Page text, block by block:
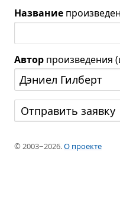
Название
Автор произведения
© 2003−2026.О проекте